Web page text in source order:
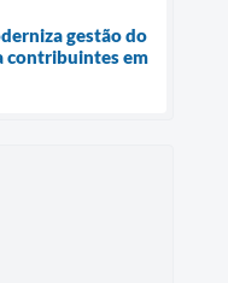
gestão do
contribuintes em